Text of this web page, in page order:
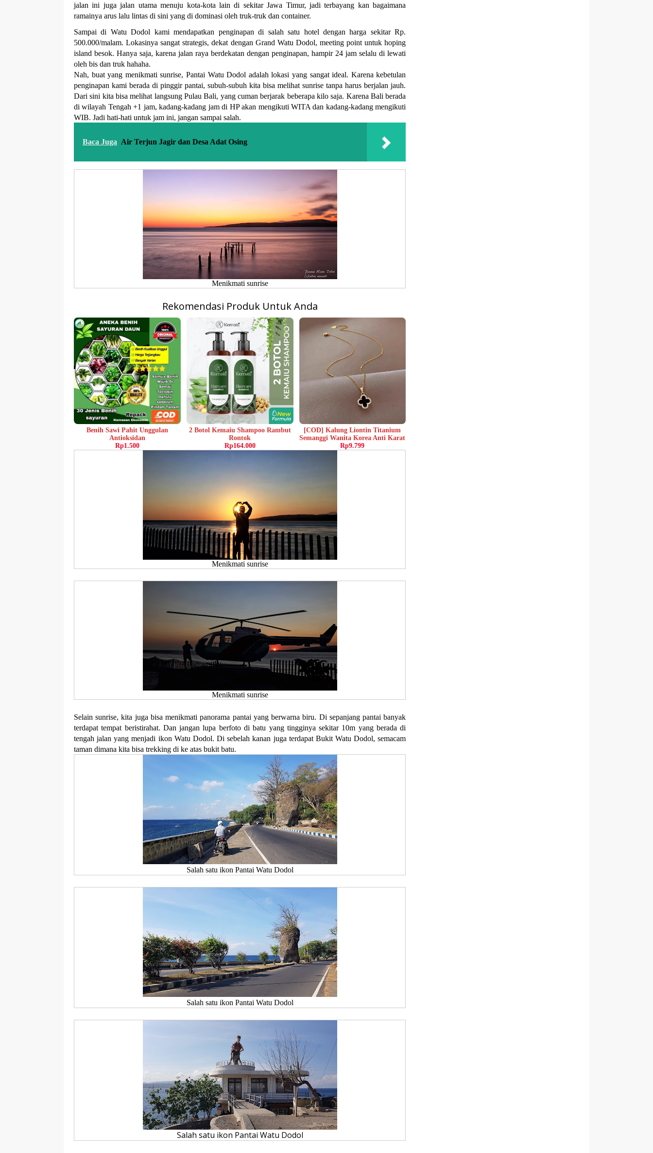
jalan ini juga jalan utama menuju kota-kota lain di sekitar Jawa Timur, jadi terbayang kan bagaimana
ramainya arus lalu lintas di sini yang di dominasi oleh truk-truk dan container.
Sampai di Watu Dodol kami mendapatkan penginapan di salah satu hotel dengan harga sekitar Rp.
500.000/malam. Lokasinya sangat strategis, dekat dengan Grand Watu Dodol, meeting point untuk hoping
island besok. Hanya saja, karena jalan raya berdekatan dengan penginapan, hampir 24 jam selalu di lewati
oleh bis dan truk hahaha.
Nah, buat yang menikmati sunrise, Pantai Watu Dodol adalah lokasi yang sangat ideal. Karena kebetulan
penginapan kami berada di pinggir pantai, subuh-subuh kita bisa melihat sunrise tanpa harus berjalan jauh.
Dari sini kita bisa melihat langsung Pulau Bali, yang cuman berjarak beberapa kilo saja. Karena Bali berada
di wilayah Tengah +1 jam, kadang-kadang jam di HP akan mengikuti WITA dan kadang-kadang mengikuti
WIB. Jadi hati-hati untuk jam ini, jangan sampai salah.
Baca Juga Air Terjun Jagir dan Desa Adat Osing
Menikmati sunrise
Rekomendasi Produk Untuk Anda
Benih Sawi Pahit Unggulan
Antioksidan
Rp1.500
2 Botol Kemaiu Shampoo Rambut
Rontok
Rp164.000
[COD] Kalung Liontin Titanium
Semanggi Wanita Korea Anti Karat
Rp9.799
Menikmati sunrise
Menikmati sunrise
Selain sunrise, kita juga bisa menikmati panorama pantai yang berwarna biru. Di sepanjang pantai banyak
terdapat tempat beristirahat. Dan jangan lupa berfoto di batu yang tingginya sekitar 10m yang berada di
tengah jalan yang menjadi ikon Watu Dodol. Di sebelah kanan juga terdapat Bukit Watu Dodol, semacam
taman dimana kita bisa trekking di ke atas bukit batu.
Salah satu ikon Pantai Watu Dodol
Salah satu ikon Pantai Watu Dodol
Salah satu ikon Pantai Watu Dodol